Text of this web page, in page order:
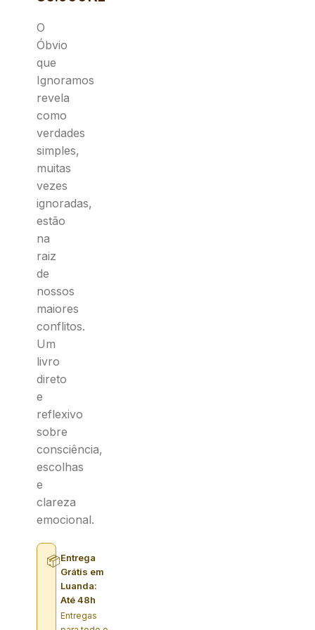
O
Óbvio
que
Ignoramos
revela
como
verdades
simples,
muitas
vezes
ignoradas,
estão
na
raiz
de
nossos
maiores
conflitos.
Um
livro
direto
e
reflexivo
sobre
consciência,
escolhas
e
clareza
emocional.
📦Entrega
Grátis em
Luanda:
Até 48h
Entregas